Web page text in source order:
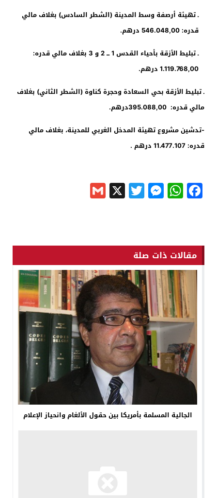
ـ تهيئة أرصفة وسط المدينة (الشطر السادس) بغلاف مالي
قدره:546.048,00 درهم.
ـ تبليط الأزقة بأحياء القدس 1 ـــ 2 و 3 بغلاف مالي قدره:
1.119.768,00 درهم.
ـ تبليط الأزقة بحي السعادة وحجرة كناوة (الشطر الثاني) بغلاف
مالي قدره:395.088,00درهم.
-تدشين مشروع تهيئة المدخل الغربي للمدينة، بغلاف مالي
قدره: 11.477.107 درهم .
Facebook
WhatsApp
Messenger
Twitter
X
مقالات ذات صلة
الجالية المسلمة بأمريكا بين حقول الألغام وانحياز الإعلام